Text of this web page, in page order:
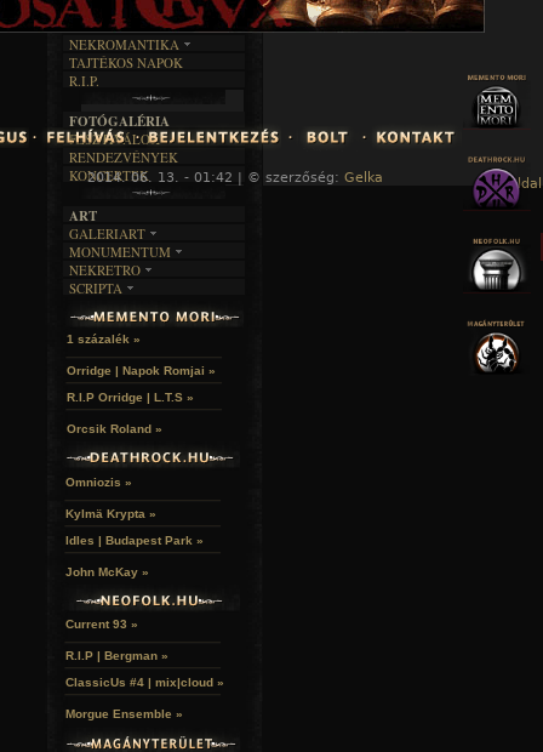
2014. 06. 13. - 01:42 | © szerzőség: Gelka « Főoldal
DALSZÖVEGEK
MŰVÉSZET
ÍRÁSTÖRTÉNET
KÉPES
SZÖVEGES
RENDEZVÉNYEK
NEKROMANTIKA
AKTUÁLIS
A MÚLT
TAJTÉKOS NAPOK
R.I.P.
FOTÓGALÉRIA
FESZTIVÁLOK
RENDEZVÉNYEK
KONCERTEK
ART
GALERIART
ARTGALERI
KÉPREGÉNYEK
LAKÁSKULTS
MONUMENTUM
TEMETŐK
TEMPLOMOK
VÁRAK
HELYEK
NEKRETRO
SZUBKULT
FEKETE LYUK
RELIKVIÁK
SCRIPTA
NOVELLÁK
VERSEK
1 százalék »
Orridge | Napok Romjai »
R.I.P Orridge | L.T.S »
Orcsik Roland »
Omniozis »
Kylmä Krypta »
Idles | Budapest Park »
John McKay »
Current 93 »
R.I.P | Bergman »
ClassicUs #4 | mix|cloud »
Morgue Ensemble »